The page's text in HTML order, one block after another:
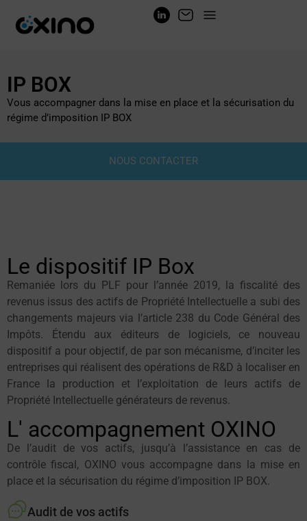
IP BOX
Vous accompagner dans la mise en place et la sécurisation du
régime d’imposition IP BOX
NOUS CONTACTER
Le dispositif IP Box
Remaniée lors du PLF pour l’année 2019, la fiscalité des
revenus issus des actifs de Propriété Intellectuelle a subi des
changements majeurs via l’article 238 du Code Général des
Impôts. Étendu aux éditeurs de logiciels, ce nouveau
dispositif a pour objectif, de par son mécanisme, d’inciter les
entreprises qui réalisent des opérations de R&D à localiser en
France la production et l’exploitation de leurs actifs de
Propriété Intellectuelle générateurs de revenus.
L' accompagnement OXINO
De l’audit de vos actifs, jusqu’à l’assistance en cas de
contrôle fiscal, OXINO vous accompagne dans la mise en
place et la sécurisation du régime d’imposition IP BOX.
Audit de vos actifs